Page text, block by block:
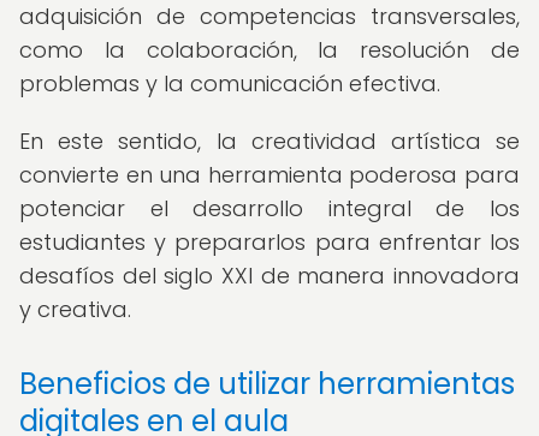
adquisición de competencias transversales,
como la colaboración, la resolución de
problemas y la comunicación efectiva.
En este sentido, la creatividad artística se
convierte en una herramienta poderosa para
potenciar el desarrollo integral de los
estudiantes y prepararlos para enfrentar los
desafíos del siglo XXI de manera innovadora
y creativa.
Beneficios de utilizar herramientas
digitales en el aula